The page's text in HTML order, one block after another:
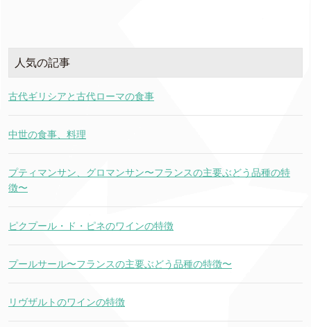
人気の記事
古代ギリシアと古代ローマの食事
中世の食事、料理
プティマンサン、グロマンサン〜フランスの主要ぶどう品種の特
徴〜
ピクプール・ド・ピネのワインの特徴
プールサール〜フランスの主要ぶどう品種の特徴〜
リヴザルトのワインの特徴